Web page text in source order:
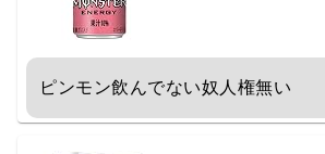
ピンモン飲んでない奴人権無い